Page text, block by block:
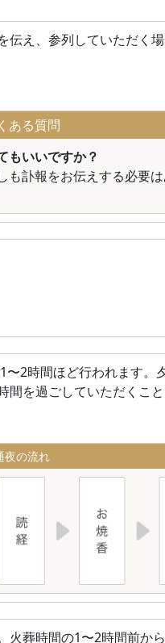
伝え、参列していただく
ある質問
もいいですか？
訃報をお伝えする必要
2時間ほど行われます。
を過ごしていただくこと
夜の流れ
葬時間の1〜2時間前から